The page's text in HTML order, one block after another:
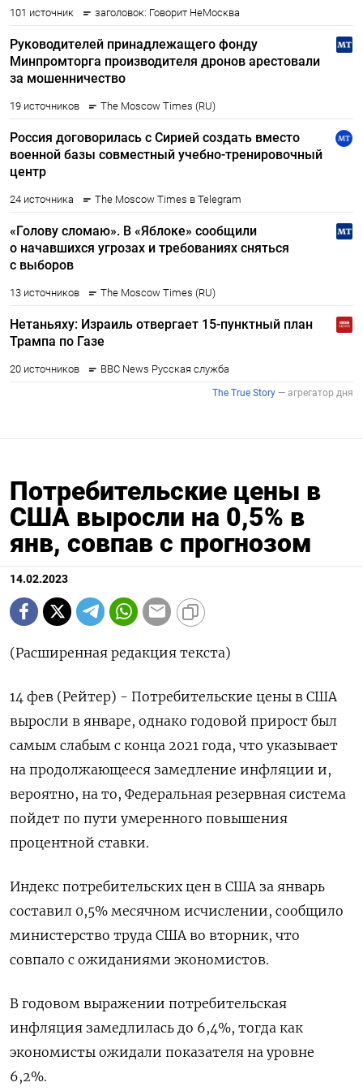
Потребительские цены в
США выросли на 0,5% в
янв, совпав с прогнозом
14.02.2023
(Расширенная редакция текста)
14 фев (Рейтер) - Потребительские цены в США
выросли в январе, однако годовой прирост был
самым слабым с конца 2021 года, что указывает
на продолжающееся замедление инфляции и,
вероятно, на то, Федеральная резервная система
пойдет по пути умеренного повышения
процентной ставки.
Индекс потребительских цен в США за январь
составил 0,5% месячном исчислении, сообщило
министерство труда США во вторник, что
совпало с ожиданиями экономистов.
В годовом выражении потребительская
инфляция замедлилась до 6,4%, тогда как
экономисты ожидали показателя на уровне
6,2%.